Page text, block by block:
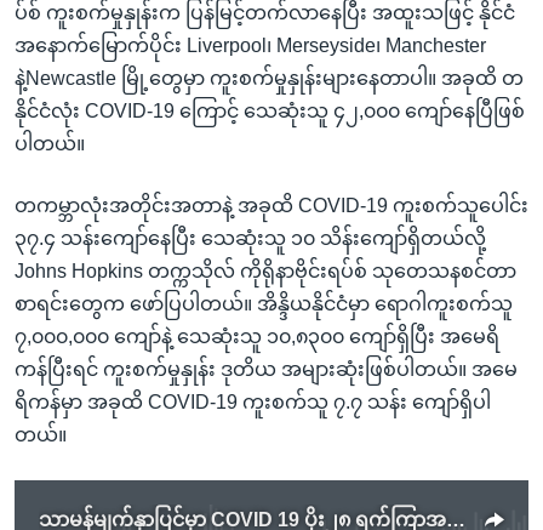
ပ်စ် ကူးစက်မှုနှုန်းက ပြန်မြင့်တက်လာနေပြီး အထူးသဖြင့် နိုင်ငံ
အနောက်မြောက်ပိုင်း Liverpool၊ Merseyside၊ Manchester
နဲ့Newcastle မြို့တွေမှာ ကူးစက်မှုနှုန်းများနေတာပါ။ အခုထိ တ
နိုင်ငံလုံး COVID-19 ကြောင့် သေဆုံးသူ ၄၂,၀၀၀ ကျော်နေပြီဖြစ်
ပါတယ်။
တကမ္ဘာလုံးအတိုင်းအတာနဲ့ အခုထိ COVID-19 ကူးစက်သူပေါင်း
၃၇.၄ သန်းကျော်နေပြီး သေဆုံးသူ ၁၀ သိန်းကျော်ရှိတယ်လို့
Johns Hopkins တက္ကသိုလ် ကိုရိုနာဗိုင်းရပ်စ် သုတေသနစင်တာ
စာရင်းတွေက ဖော်ပြပါတယ်။ အိန္ဒိယနိုင်ငံမှာ ရောဂါကူးစက်သူ
၇,၀၀၀,၀၀၀ ကျော်နဲ့ သေဆုံးသူ ၁၀,၈၃၀၀ ကျော်ရှိပြီး အမေရိ
ကန်ပြီးရင် ကူးစက်မှုနှုန်း ဒုတိယ အများဆုံးဖြစ်ပါတယ်။ အမေ
ရိကန်မှာ အခုထိ COVID-19 ကူးစက်သူ ၇.၇ သန်း ကျော်ရှိပါ
တယ်။
သာမန်မျက်နှာပြင်မှာ COVID 19 ပိုး၂၈ ရက်ကြာအသက်ရှင်